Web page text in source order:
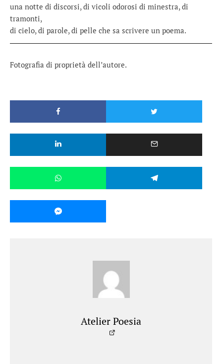
una notte di discorsi, di vicoli odorosi di minestra, di
tramonti,
di cielo, di parole, di pelle che sa scrivere un poema.
Fotografia di proprietà dell’autore.
Atelier Poesia